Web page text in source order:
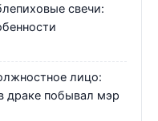
свечи:
лицо:
драке побывал мэр